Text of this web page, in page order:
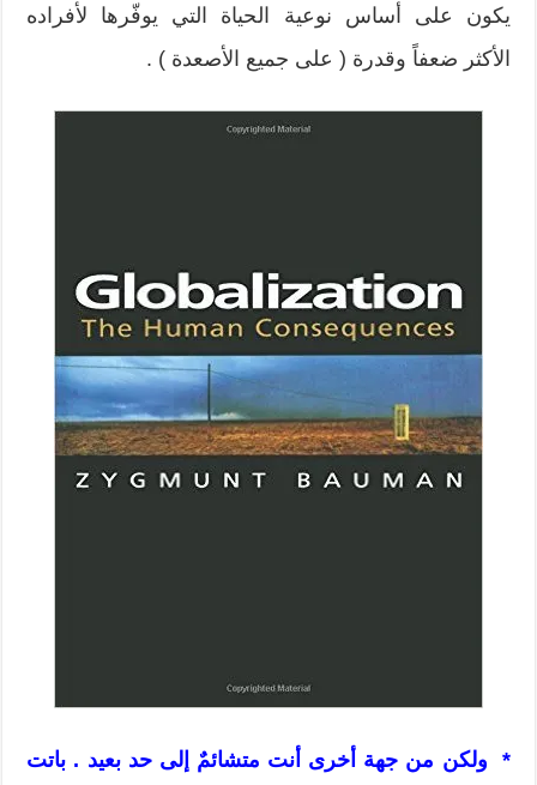
يكون على أساس نوعية الحياة التي يوفّرها لأفراده
الأكثر ضعفاً وقدرة ( على جميع الأصعدة ) .
* ولكن من جهة أخرى أنت متشائمٌ إلى حد بعيد . باتت